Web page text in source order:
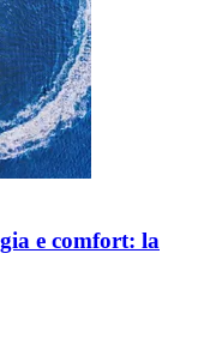
e comfort: la